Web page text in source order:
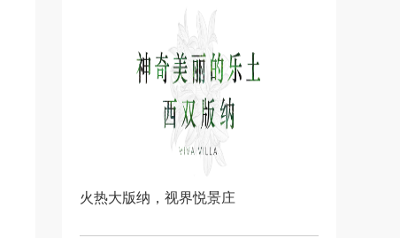
火热大版纳，视界悦景庄